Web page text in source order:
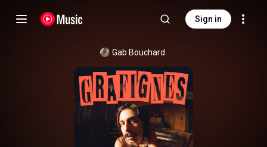
Sign in
Gab Bouchard